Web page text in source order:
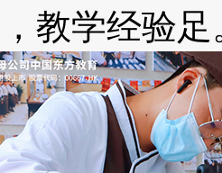
教学经验足